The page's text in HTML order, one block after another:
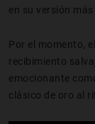
en su versión
Por el momento,
recibimiento
emocionante
clásico de oro al